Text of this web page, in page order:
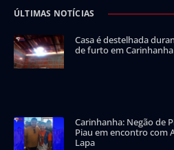
ÚLTIMAS NOTÍCIAS
Casa é destelhada
de furto em Carinhanha
Carinhanha: Negão de
Piau em encontro com
Lapa